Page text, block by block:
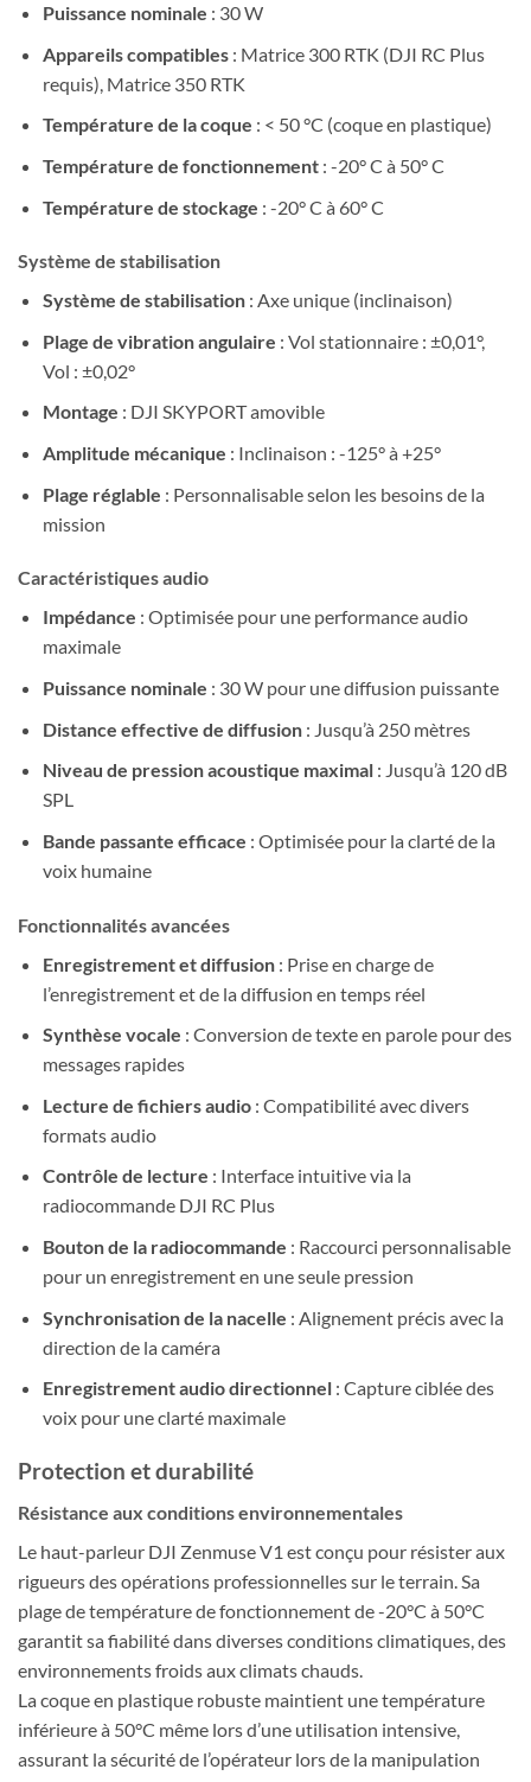
Puissance nominale : 30 W
Appareils compatibles: Matrice 300 RTK (DJI RC Plus
requis), Matrice 350 RTK
Température de la coque : < 50 °C (coque en plastique)
Température de fonctionnement: -20° C à 50° C
Température de stockage : -20° C à 60° C
Système de stabilisation
Système de stabilisation: Axe unique (inclinaison)
Plage de vibration angulaire : Vol stationnaire : ±0,01°,
Vol : ±0,02°
Montage : DJI SKYPORT amovible
Amplitude mécanique : Inclinaison : -125° à +25°
Plage réglable : Personnalisable selon les besoins de la
mission
Caractéristiques audio
Impédance : Optimisée pour une performance audio
maximale
Puissance nominale : 30 W pour une diffusion puissante
Distance effective de diffusion: Jusqu’à 250 mètres
Niveau de pression acoustique maximal: Jusqu’à 120 dB
SPL
Bande passante efficace : Optimisée pour la clarté de la
voix humaine
Fonctionnalités avancées
Enregistrement et diffusion: Prise en charge de
l’enregistrement et de la diffusion en temps réel
Synthèse vocale : Conversion de texte en parole pour des
messages rapides
Lecture de fichiers audio: Compatibilité avec divers
formats audio
Contrôle de lecture : Interface intuitive via la
radiocommande DJI RC Plus
Bouton de la radiocommande : Raccourci personnalisable
pour un enregistrement en une seule pression
Synchronisation de la nacelle : Alignement précis avec la
direction de la caméra
Enregistrement audio directionnel: Capture ciblée des
voix pour une clarté maximale
Protection et durabilité
Résistance aux conditions environnementales
Le haut-parleur DJI Zenmuse V1 est conçu pour résister aux
rigueurs des opérations professionnelles sur le terrain. Sa
plage de température de fonctionnement de -20°C à 50°C
garantit sa fiabilité dans diverses conditions climatiques, des
environnements froids aux climats chauds.
La coque en plastique robuste maintient une température
inférieure à 50°C même lors d’une utilisation intensive,
assurant la sécurité de l’opérateur lors de la manipulation